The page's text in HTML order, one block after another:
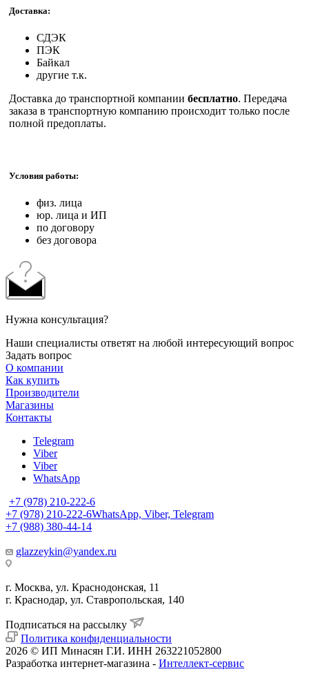
Доставка:
СДЭК
ПЭК
Байкал
другие т.к.
Доставка до транспортной компании бесплатно. Передача
заказа в транспортную компанию происходит только после
полной предоплаты.
Условия работы:
физ. лица
юр. лица и ИП
по договору
без договора
Нужна консультация?
Наши специалисты ответят на любой интересующий вопрос
Задать вопрос
О компании
Как купить
Производители
Магазины
Контакты
Telegram
Viber
Viber
WhatsApp
+7 (978) 210-222-6
+7 (978) 210-222-6WhatsApp, Viber, Telegram
+7 (988) 380-44-14
glazzeykin@yandex.ru
г. Москва, ул. Краснодонская, 11
г. Краснодар, ул. Ставропольская, 140
Подписаться на рассылку
Политика конфиденциальности
2026 © ИП Минасян Г.И. ИНН 263221052800
Разработка интернет-магазина - Интеллект-сервис